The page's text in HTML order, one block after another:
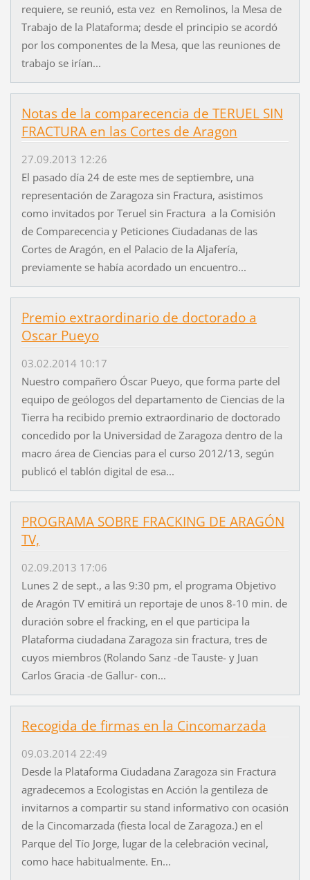
requiere, se reunió, esta vez en Remolinos, la Mesa de
Trabajo de la Plataforma; desde el principio se acordó
por los componentes de la Mesa, que las reuniones de
trabajo se irían...
Notas de la comparecencia de TERUEL SIN
FRACTURA en las Cortes de Aragon
27.09.2013 12:26
El pasado día 24 de este mes de septiembre, una
representación de Zaragoza sin Fractura, asistimos
como invitados por Teruel sin Fractura a la Comisión
de Comparecencia y Peticiones Ciudadanas de las
Cortes de Aragón, en el Palacio de la Aljafería,
previamente se había acordado un encuentro...
Premio extraordinario de doctorado a
Oscar Pueyo
03.02.2014 10:17
Nuestro compañero Óscar Pueyo, que forma parte del
equipo de geólogos del departamento de Ciencias de la
Tierra ha recibido premio extraordinario de doctorado
concedido por la Universidad de Zaragoza dentro de la
macro área de Ciencias para el curso 2012/13, según
publicó el tablón digital de esa...
PROGRAMA SOBRE FRACKING DE ARAGÓN
TV,
02.09.2013 17:06
Lunes 2 de sept., a las 9:30 pm, el programa Objetivo
de Aragón TV emitirá un reportaje de unos 8-10 min. de
duración sobre el fracking, en el que participa la
Plataforma ciudadana Zaragoza sin fractura, tres de
cuyos miembros (Rolando Sanz -de Tauste- y Juan
Carlos Gracia -de Gallur- con...
Recogida de firmas en la Cincomarzada
09.03.2014 22:49
Desde la Plataforma Ciudadana Zaragoza sin Fractura
agradecemos a Ecologistas en Acción la gentileza de
invitarnos a compartir su stand informativo con ocasión
de la Cincomarzada (fiesta local de Zaragoza.) en el
Parque del Tío Jorge, lugar de la celebración vecinal,
como hace habitualmente. En...